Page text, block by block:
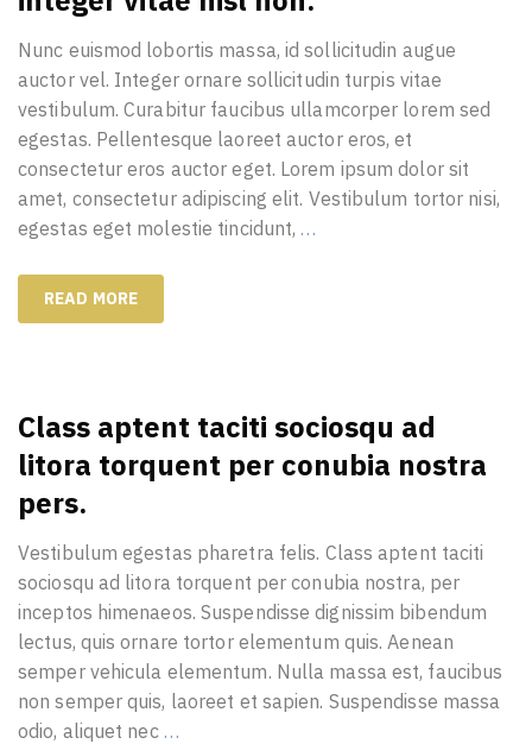
Nunc euismod lobortis massa, id sollicitudin augue
auctor vel. Integer ornare sollicitudin turpis vitae
vestibulum. Curabitur faucibus ullamcorper lorem sed
egestas. Pellentesque laoreet auctor eros, et
consectetur eros auctor eget. Lorem ipsum dolor sit
amet, consectetur adipiscing elit. Vestibulum tortor nisi,
egestas eget molestie tincidunt,…
READ MORE
Class aptent taciti sociosqu ad
litora torquent per conubia nostra
pers.
Vestibulum egestas pharetra felis. Class aptent taciti
sociosqu ad litora torquent per conubia nostra, per
inceptos himenaeos. Suspendisse dignissim bibendum
lectus, quis ornare tortor elementum quis. Aenean
semper vehicula elementum. Nulla massa est, faucibus
non semper quis, laoreet et sapien. Suspendisse massa
odio, aliquet nec…